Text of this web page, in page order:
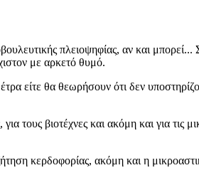
πλειοψηφίας, αν και
με αρκετό θυμό.
είτε θα θεωρήσουν ότι δεν
βιοτέχνες και ακόμη και για τις
κερδοφορίας, ακόμη και η